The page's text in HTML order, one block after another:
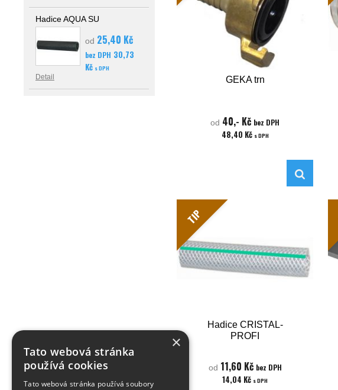
Hadice AQUA SU
od 25,40 Kč
bez DPH 30,73
Kč s DPH
Detail
GEKA trn
od 40,- Kč bez DPH
48,40 Kč s DPH
TIP
Hadice CRISTAL-
PROFI
od 11,60 Kč bez DPH
14,04 Kč s DPH
×
Tato webová stránka
používá cookies
Tato webová stránka používá soubory